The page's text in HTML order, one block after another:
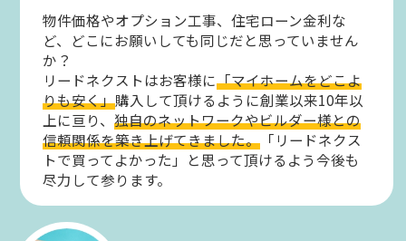
物件価格やオプション工事、住宅ローン金利な
ど、どこにお願いしても同じだと思っていません
か？
リードネクストはお客様に「マイホームをどこよ
りも安く」購入して頂けるように創業以来10年以
上に亘り、独自のネットワークやビルダー様との
信頼関係を築き上げてきました。 「リードネクス
トで買ってよかった」と思って頂けるよう今後も
尽力して参ります。